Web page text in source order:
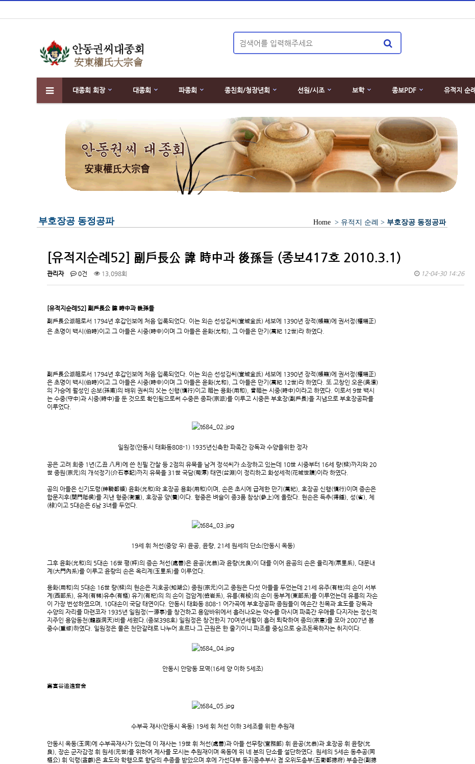
대종회 회장 대종회 파종회 종친회/청장년회 선원/시조 보학 종보PDF 유적지 순례
부호장공 동정공파 Home > 유적지 순례 > 부호장공 동정공파
[유적지순례52] 副戶長公 諱 時中과 後孫들 (종보417호 2010.3.1)
관리자 0건 13,098회 12-04-30 14:26
[유적지순례52] 副戶長公 諱 時中과 後孫들
副戶長公派祖로서 1794년 후갑인보에 처음 입록되었다. 이는 외손 선성김씨(宣城金氏) 세보에 1390년 장적(帳籍)에 권서정(權瑞正)
은 초명이 백시(伯時)이고 그 아들은 시중(時中)이며 그 아들은 윤화(允和), 그 아들은 만기(萬紀 12世)라 하였다.
副戶長公派祖로서 1794년 후갑인보에 처음 입록되었다. 이는 외손 선성김씨(宣城金氏) 세보에 1390년 장적(帳籍)에 권서정(權瑞正)
은 초명이 백시(伯時)이고 그 아들은 시중(時中)이며 그 아들은 윤화(允和), 그 아들은 만기(萬紀 12世)라 하였다. 또 고창인 오운(吳澐)
의 가승에 월성인 손보(孫甫)의 배위 권씨의 父는 신행(愼行)이고 祖는 용화(用和), 曾祖는 시중(時中)이라고 하였다. 이로서 9世 백시
는 수중(守中)과 시중(時中)을 둔 것으로 확인됨으로써 수중은 종파(宗派)를 이루고 시중은 부호장(副戶長)을 지냄으로 부호장공파를
이루었다.
일원정(안동시 태화동808-1) 1935년신축한 파족간 강독과 수양을위한 정자
공은 고려 희종 1년(乙丑 八月)에 쓴 친필 간찰 등 2점의 유묵을 남겨 정석씨가 소장하고 있는데 10世 시중부터 16세 량(樑)까지와 20
世 종원(宗元)의 개석정기(介石亭記)까지 유묵을 31世 국담(菊潭) 태연(台淵)이 정리하고 화성세적(花城世蹟)이라 하였다.
공의 아들은 신기도령(神騎都領) 윤화(允和)와 호장공 용화(用和)이며, 손은 초시에 급제한 만기(萬紀), 호장공 신행(愼行)이며 증손은
합문지후(閤門祗侯)를 지낸 형중(衡重), 호장공 양(養)이다. 형중은 벼슬이 종3품 참상(參上)에 올랐다. 현손은 득추(得錘), 성(省), 체
(棣)이고 5대손은 6남 3녀를 두었다.
19세 휘 처선(중앙 우) 윤공, 윤량, 21세 원세의 단소(안동시 옥동)
그후 윤화(允和)의 5대손 16世 평(枰)의 증손 처선(處善)은 윤공(允恭)과 윤량(允良)이 대를 이어 윤공의 손은 율리계(栗里系), 대문내
계(大門內系)를 이루고 윤량의 손은 옥리계(玉里系)를 이루었다.
용화(用和)의 5대손 16世 량(樑)의 현손은 지호공(知湖公) 종원(宗元)이고 종원은 다섯 아들을 두었는데 21세 유주(有柱)의 손이 서부
계(西部系), 유제(有梯)유추(有樞) 유기(有杞)의 의 손이 검암계(儉岩系), 유릉(有棱)의 손이 동부계(東部系)를 이루었는데 유릉의 자손
이 가장 번성하였으며, 10대손이 국담 태연이다. 안동시 태화동 808-1 어가곡에 부호장공파 종원들이 예손간 친목과 효도를 강독과
수양의 자리를 마련코자 1935년 일원정(一源亭)을 창건하고 용암바위에서 흘러나오는 약수를 마시며 파족간 우애를 다지자는 정신적
지주인 용암동천(龍巖洞天)비를 세웠다.(종보398호) 일원정은 창건한지 70여년세월이 흘러 퇴락하여 종의(宗意)를 모아 2007년 봄
중수(重修)하였다. 일원정은 물은 천만갈래로 나누어 흐르나 그 근원은 한 줄기이니 파조를 중심으로 숭조돈목하자는 취지이다.
안동시 안망동 묘역(16세 양 이하 5세조)
壽富谷追遠齋舍
수부곡 재사(안동시 옥동) 19세 휘 처선 이하 3세조를 위한 추원재
안동시 옥동(玉洞)에 수부곡재사가 있는데 이 재사는 19世 휘 처선(處善)과 아들 선무랑(宣務郞) 휘 윤공(允恭)과 호장공 휘 윤량(允
良), 장손 군자감정 휘 원세(元世)를 위하여 제사를 모시는 추원재이며 옥동에 위 네 분의 단소를 설단하였다. 원세의 5세손 동추공(同
樞公) 휘 익령(益齡)은 효도와 학행으로 향당의 추종을 받았으며 후에 가선대부 동지중추부사 겸 오위도총부(五衛都摠府) 부총관(副摠